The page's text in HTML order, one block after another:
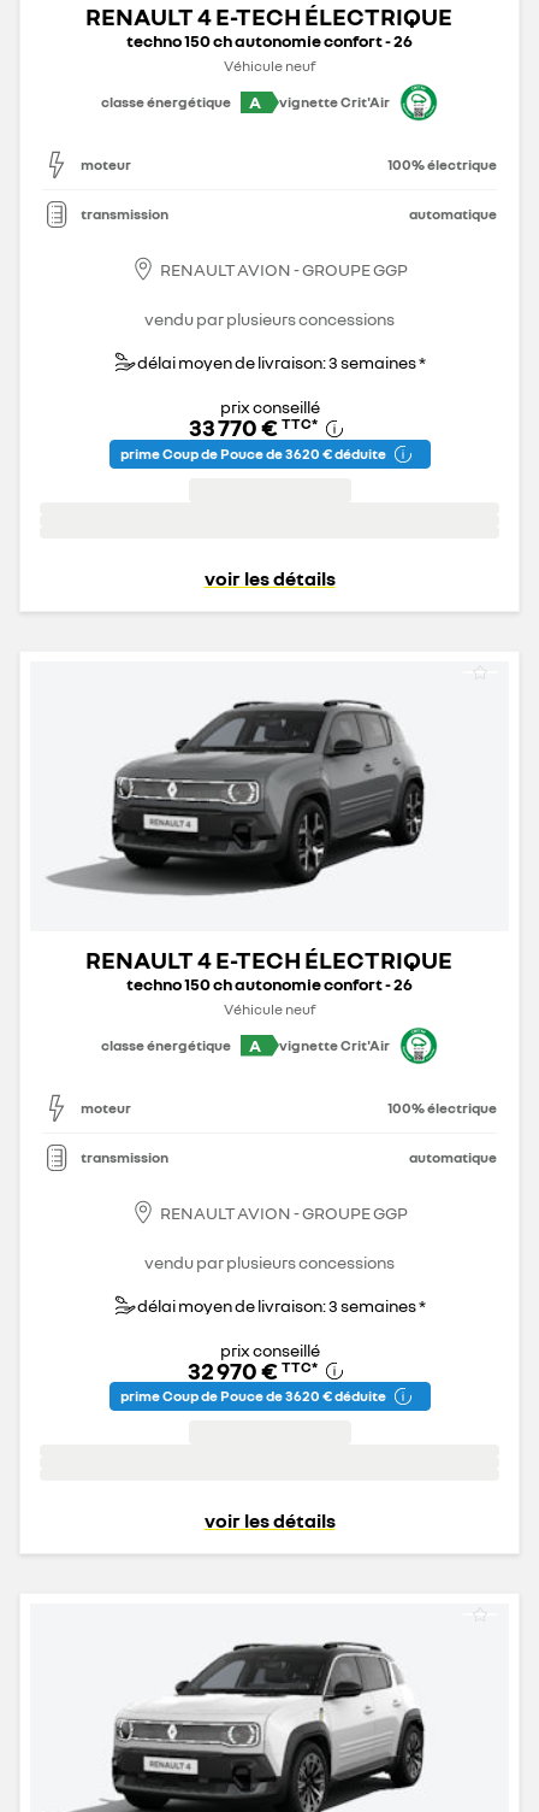
RENAULT 4 E-TECH ÉLECTRIQUE
techno 150 ch autonomie confort - 26
Véhicule neuf
classe énergétique
A vignette Crit'Air
moteur 100% électrique
transmission automatique
RENAULT AVION - GROUPE GGP
vendu par plusieurs concessions
délai moyen de livraison: 3 semaines *
prix conseillé
33 770 € TTC*
prime Coup de Pouce de 3 620 € déduite
voir les détails
RENAULT 4 E-TECH ÉLECTRIQUE
techno 150 ch autonomie confort - 26
Véhicule neuf
classe énergétique
A vignette Crit'Air
moteur 100% électrique
transmission automatique
RENAULT AVION - GROUPE GGP
vendu par plusieurs concessions
délai moyen de livraison: 3 semaines *
prix conseillé
32 970 € TTC*
prime Coup de Pouce de 3 620 € déduite
voir les détails